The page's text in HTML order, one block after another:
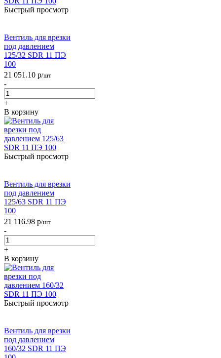
Быстрый просмотр
Вентиль для врезки
под давлением
125/32 SDR 11 ПЭ
100
21 051.10 р/шт
-
+
В корзину
Быстрый просмотр
Вентиль для врезки
под давлением
125/63 SDR 11 ПЭ
100
21 116.98 р/шт
-
+
В корзину
Быстрый просмотр
Вентиль для врезки
под давлением
160/32 SDR 11 ПЭ